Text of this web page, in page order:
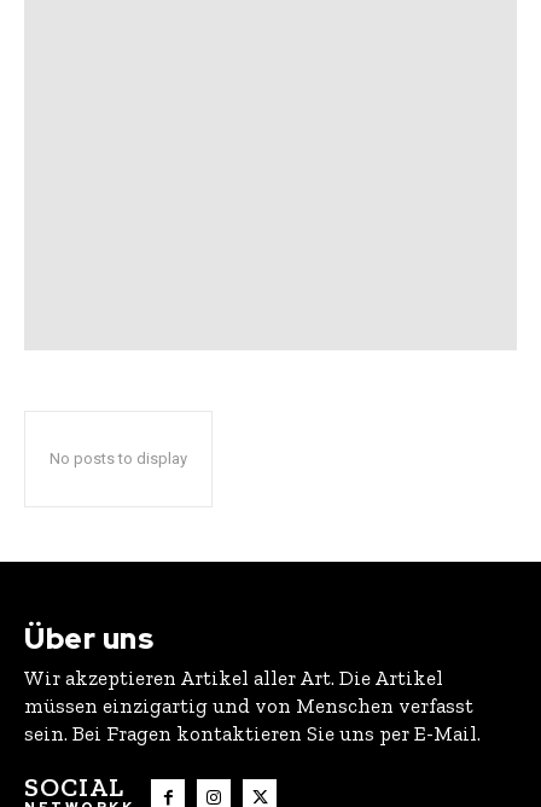
No posts to display
Über uns
Wir akzeptieren Artikel aller Art. Die Artikel
müssen einzigartig und von Menschen verfasst
sein. Bei Fragen kontaktieren Sie uns per E-Mail.
SOCIAL